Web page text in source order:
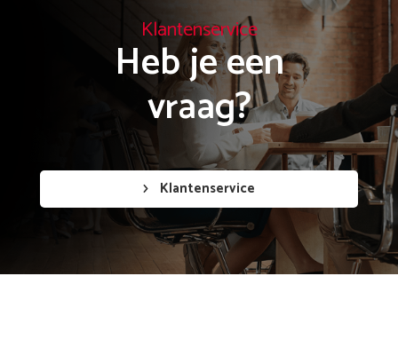
Klantenservice
Heb je een
vraag?
Klantenservice